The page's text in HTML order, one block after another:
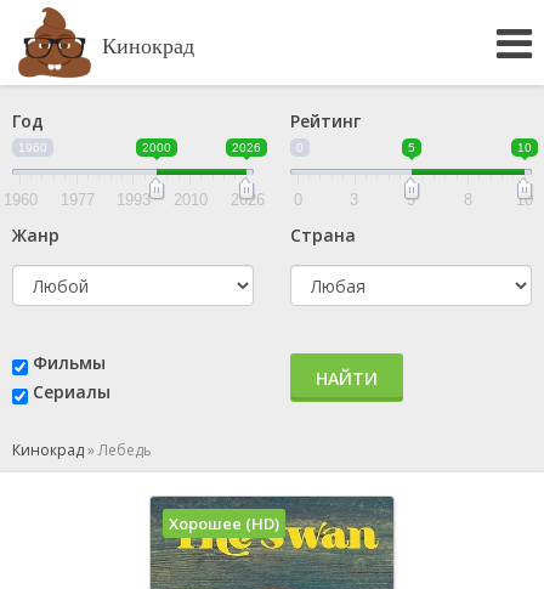
Кинокрад
Год
1960 2000 2026
1960 1977 1993 2010 2026
Рейтинг
0 5 10
0 3 5 8 10
Жанр Страна
Фильмы
Сериалы
НАЙТИ
Кинокрад»Лебедь
Хорошее (HD)